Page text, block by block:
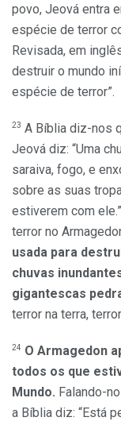
povo, Jeová entra
espécie de terror
Revisada, em
destruir o mundo
espécie de terror”.
23 A Bíblia diz-nos
Jeová diz: “Uma
saraiva, fogo, e
sobre as suas
estiverem com
terror no
usada para
chuvas
gigantescas
terror na terra,
24 O Armagedon
todos os que
Mundo. Falando-
a Bíblia diz: “Está